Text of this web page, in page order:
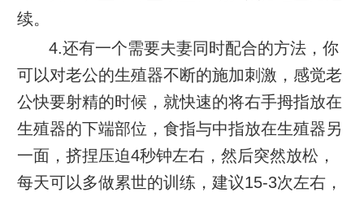
续。
4.还有一个需要夫妻同时配合的方法，你
可以对老公的生殖器不断的施加刺激，感觉老
公快要射精的时候，就快速的将右手拇指放在
生殖器的下端部位，食指与中指放在生殖器另
一面，挤捏压迫4秒钟左右，然后突然放松，
每天可以多做累世的训练，建议15-3次左右，